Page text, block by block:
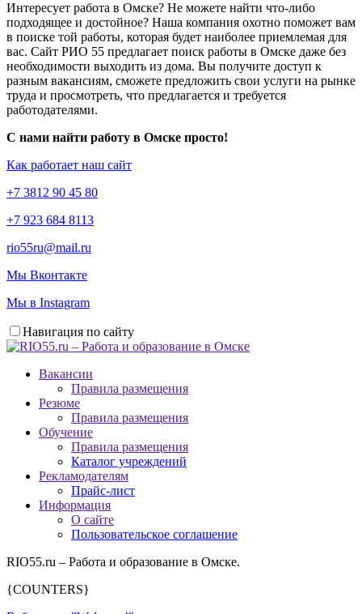
Интересует работа в Омске? Не можете найти что-либо
подходящее и достойное? Наша компания охотно поможет вам
в поиске той работы, которая будет наиболее приемлемая для
вас. Сайт РИО 55 предлагает поиск работы в Омске даже без
необходимости выходить из дома. Вы получите доступ к
разным вакансиям, сможете предложить свои услуги на рынке
труда и просмотреть, что предлагается и требуется
работодателями.
С нами найти работу в Омске просто!
Как работает наш сайт
+7 3812 90 45 80
+7 923 684 8113
rio55ru@mail.ru
Мы Вконтакте
Мы в Instagram
Навигация по сайту
Вакансии
Правила размещения
Резюме
Правила размещения
Обучение
Правила размещения
Каталог учреждений
Рекламодателям
Прайс-лист
Информация
О сайте
Пользовательское соглашение
RIO55.ru – Работа и образование в Омске.
{COUNTERS}